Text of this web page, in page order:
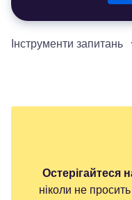
Інструменти запитань
Остерігайтеся
ніколи не